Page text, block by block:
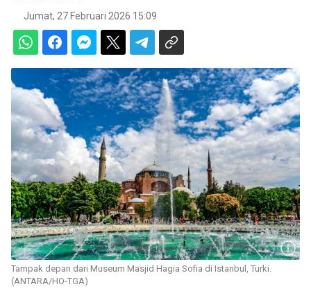
Jumat, 27 Februari 2026 15:09
Tampak depan dari Museum Masjid Hagia Sofia di Istanbul, Turki.
(ANTARA/HO-TGA)